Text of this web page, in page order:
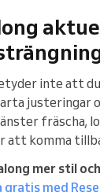
inte att
justeringar
fräscha,
att komma
mer stil
gratis med